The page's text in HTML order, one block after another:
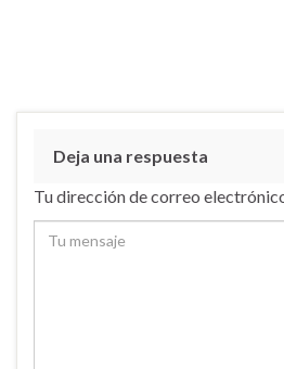
Deja una respuesta
Tu dirección de correo